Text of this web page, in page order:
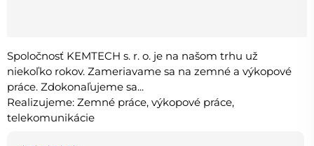
Spoločnosť KEMTECH s. r. o. je na našom trhu už
niekoľko rokov. Zameriavame sa na zemné a výkopové
práce. Zdokonaľujeme sa...
Realizujeme: Zemné práce, výkopové práce,
telekomunikácie